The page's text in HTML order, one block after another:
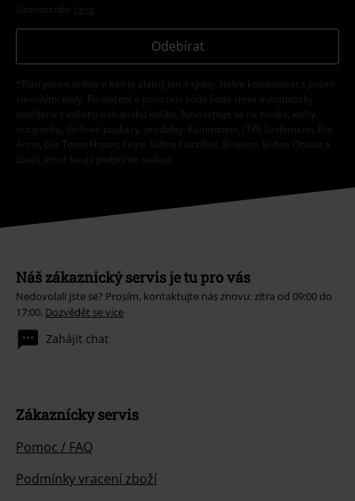
Unsubscribe here
Odebírat
*Platí pouze online a kód je platný jen 4 týdny. Nelze kombinovat s jinými
slevovými kódy. Po vložení a potvrzení kódu bude sleva automaticky
odečtena z vašeho nákupního košíku. Nevztahuje se na média, knihy,
vstupenky, dárkové poukazy, produkty: Rammstein, (Till) Lindemann, Die
Ärzte, Die Toten Hosen, Feine Sahne Fischfilet, Broilers, Böhse Onkelz a
zboží, jehož koupí podpoříte nadaci.
Náš zákaznický servis je tu pro vás
Nedovolali jste se? Prosím, kontaktujte nás znovu: zítra od 09:00 do
17:00. Dozvědět se více
Zahájit chat
Zákaznícky servis
Pomoc / FAQ
Podmínky vracení zboží